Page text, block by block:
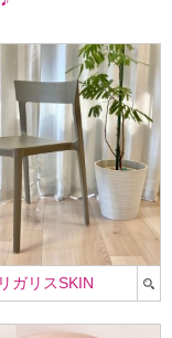
ガリスSKIN